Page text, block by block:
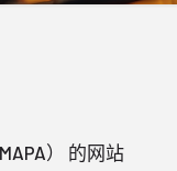
） 的网站